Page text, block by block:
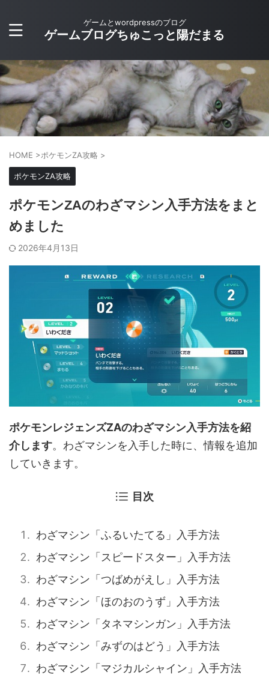
ゲームとwordpressのブログ
ゲームブログちゅこっと陽だまる
HOME >ポケモンZA攻略 >
ポケモンZA攻略
ポケモンZAのわざマシン入手方法をまと
めました
2026年4月13日
ポケモンレジェンズZAのわざマシン入手方法を紹
介します。わざマシンを入手した時に、情報を追加
していきます。
目次
わざマシン「ふるいたてる」入手方法
わざマシン「スピードスター」入手方法
わざマシン「つばめがえし」入手方法
わざマシン「ほのおのうず」入手方法
わざマシン「タネマシンガン」入手方法
わざマシン「みずのはどう」入手方法
わざマシン「マジカルシャイン」入手方法